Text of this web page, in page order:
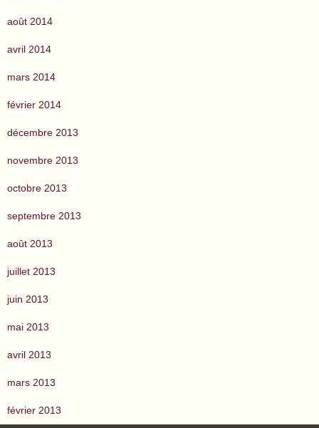
août 2014
avril 2014
mars 2014
février 2014
décembre 2013
novembre 2013
octobre 2013
septembre 2013
août 2013
juillet 2013
juin 2013
mai 2013
avril 2013
mars 2013
février 2013